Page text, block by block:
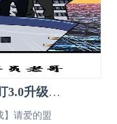
【升级教程】乘风破浪的小盯3.0升级完成
】请爱的盟